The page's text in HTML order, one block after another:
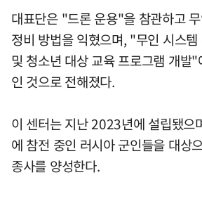
대표단은 "드론 운용"을 참관하고
정비 방법을 익혔으며, "무인 시스템
및 청소년 대상 교육 프로그램 개발
인 것으로 전해졌다.
이 센터는 지난 2023년에 설립됐으
에 참전 중인 러시아 군인들을 대상
종사를 양성한다.